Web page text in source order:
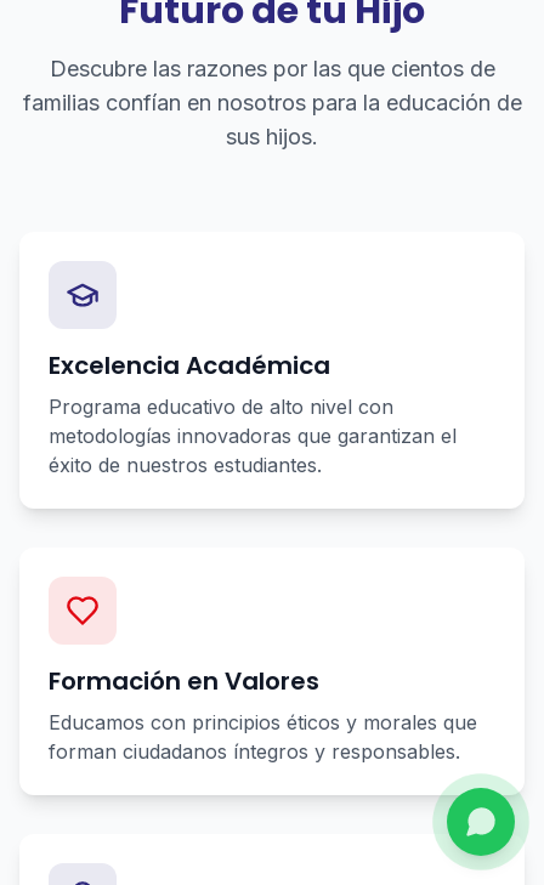
Futuro de tu Hijo
Descubre las razones por las que cientos de
familias confían en nosotros para la educación de
sus hijos.
Excelencia Académica
Programa educativo de alto nivel con
metodologías innovadoras que garantizan el
éxito de nuestros estudiantes.
Formación en Valores
Educamos con principios éticos y morales que
forman ciudadanos íntegros y responsables.